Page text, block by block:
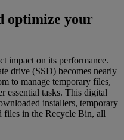
optimize your
impact on its performance.
drive (SSD) becomes nearly
to manage temporary files,
essential tasks. This digital
installers, temporary
files in the Recycle Bin, all